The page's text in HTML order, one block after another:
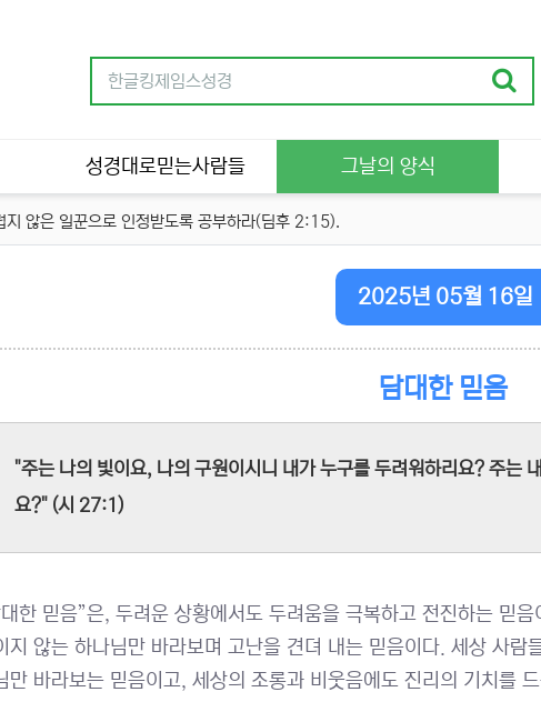
성경대로믿는사람들 그날의 양식
지 않은 일꾼으로 인정받도록 공부하라(딤후 2:15).
2025년 05월 16일
담대한 믿음
"주는 나의 빛이요, 나의 구원이시니 내가 누구를 두려워하리요? 주는
요?" (시 27:1)
대한 믿음”은, 두려운 상황에서도 두려움을 극복하고 전진하는 믿
지 않는 하나님만 바라보며 고난을 견뎌 내는 믿음이다. 세상 사람
만 바라보는 믿음이고, 세상의 조롱과 비웃음에도 진리의 기치를